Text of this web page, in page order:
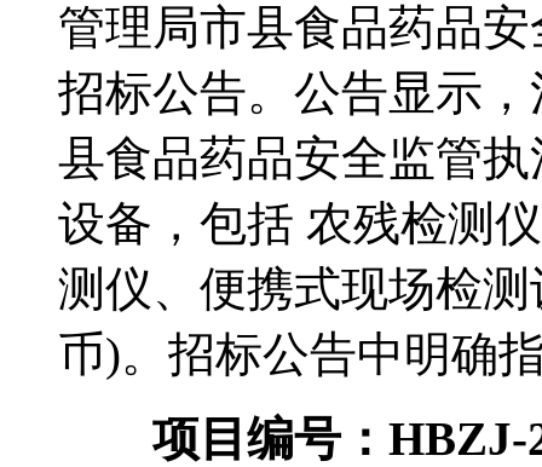
管理局市县食品药品
招标公告。公告显示
县食品药品安全监管
设备，包括 农残检测
测仪、便携式现场检
币)。招标公告中明确
项目编号：HBZJ-